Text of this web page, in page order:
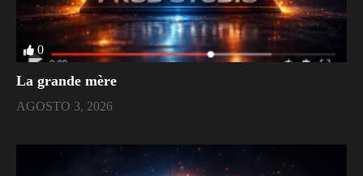
0
La grande mère
AGOSTO 3, 2026